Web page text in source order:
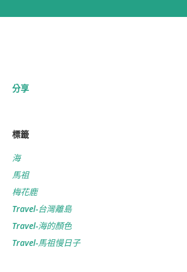
分享
標籤
海
馬祖
梅花鹿
Travel-台灣離島
Travel-海的顏色
Travel-馬祖慢日子